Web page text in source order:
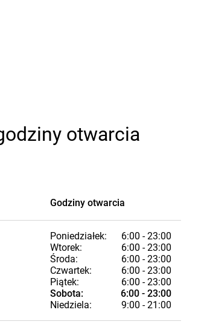
otwarcia
Godziny otwarcia
Poniedziałek:
6:00 - 23:00
Wtorek:
6:00 - 23:00
Środa:
6:00 - 23:00
Czwartek:
6:00 - 23:00
Piątek:
6:00 - 23:00
Sobota:
6:00 - 23:00
Niedziela:
9:00 - 21:00